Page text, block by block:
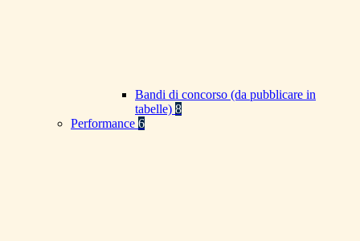
Bandi di concorso (da pubblicare in
tabelle) 8
Performance 6